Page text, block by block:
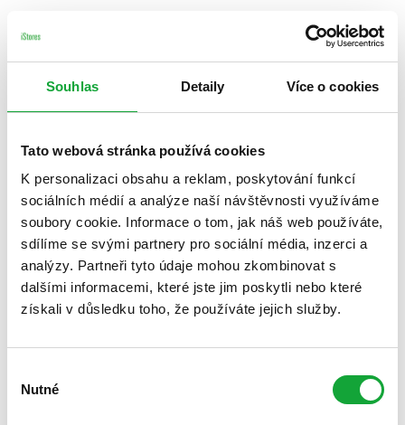
Souhlas Detaily Více o cookies
Tato webová stránka používá cookies
K personalizaci obsahu a reklam, poskytování funkcí
sociálních médií a analýze naší návštěvnosti využíváme
soubory cookie. Informace o tom, jak náš web používáte,
sdílíme se svými partnery pro sociální média, inzerci a
analýzy. Partneři tyto údaje mohou zkombinovat s
dalšími informacemi, které jste jim poskytli nebo které
získali v důsledku toho, že používáte jejich služby.
souhlasu
Nutné